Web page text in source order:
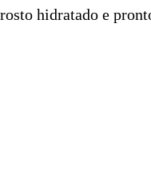
hidratado e